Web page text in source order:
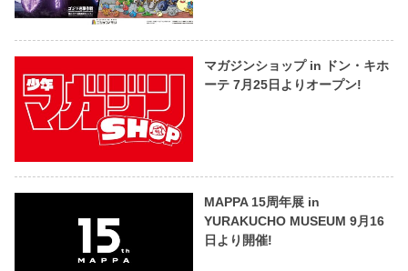
マガジンショップ in ドン・キホ
ーテ 7月25日よりオープン!
MAPPA 15周年展 in
YURAKUCHO MUSEUM 9月16
日より開催!